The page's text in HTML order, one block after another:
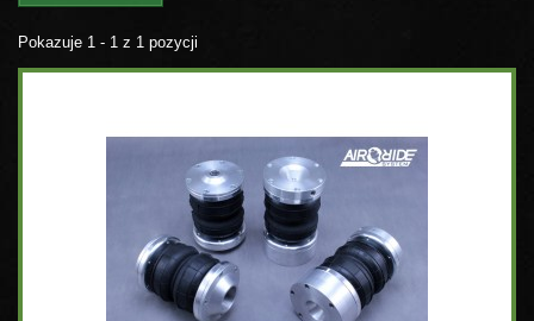
Pokazuje 1 - 1 z 1 pozycji